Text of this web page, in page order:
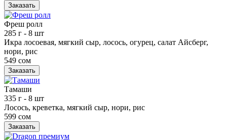
Заказать
Фреш ролл
285 г - 8 шт
Икра лосоевая, мягкий сыр, лосось, огурец, салат Айсберг,
нори, рис
549 сом
Заказать
Тамаши
335 г - 8 шт
Лосось, креветка, мягкий сыр, нори, рис
599 сом
Заказать